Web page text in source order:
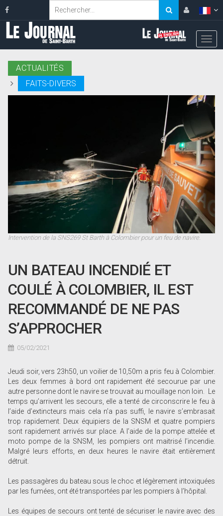
ACTUALITÉS
FAITS-DIVERS
Intervention de la SNS269 St Barth à Colombier pour un feu de navire.
UN BATEAU INCENDIÉ ET
COULÉ À COLOMBIER, IL EST
RECOMMANDÉ DE NE PAS
S’APPROCHER
05/02/2021
Jeudi soir, vers 23h50, un voilier de 10,50m a pris feu à Colombier.
Les deux femmes à bord ont rapidement été secourue par une
autre personne dont le navire se trouvait au mouillage non loin. Le
temps qu’arrivent les secours, elle a tenté de circonscrire le feu à
l’aide d’extincteurs mais cela n’a pas suffi, le navire s’embrasait
trop rapidement. Deux équipiers de la SNSM et quatre pompiers
sont rapidement arrivés sur place. A l’aide de la pompe attelée et
moto pompe de la SNSM, les pompiers ont maitrisé l’incendie.
Malgré leurs efforts, en deux heures le navire était entièrement
détruit.
Les passagères du bateau sous le choc et légèrement intoxiquées
par les fumées, ont été transportées par les pompiers à l’hôpital.
Les équipes de secours ont tenté de sécuriser le navire avec des